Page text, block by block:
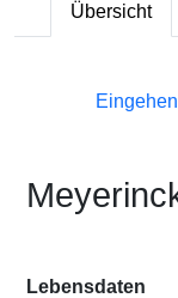
Übersicht
Lebensdaten